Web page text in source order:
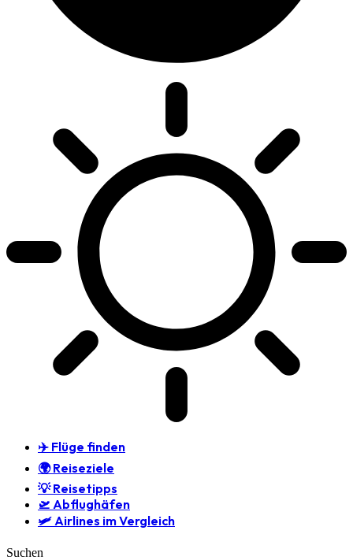
✈️ Flüge finden
🌍 Reiseziele
💡 Reisetipps
🛫 Abflughäfen
🛩️ Airlines im Vergleich
Suchen